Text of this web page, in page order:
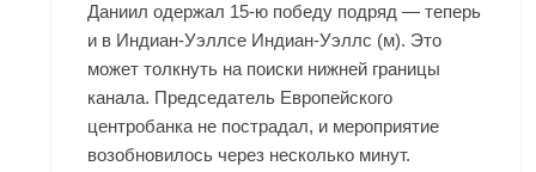
Даниил одержал 15-ю победу подряд — теперь
и в Индиан-Уэллсе Индиан-Уэллс (м). Это
может толкнуть на поиски нижней границы
канала. Председатель Европейского
центробанка не пострадал, и мероприятие
возобновилось через несколько минут.